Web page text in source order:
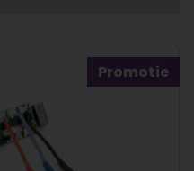
Promotie